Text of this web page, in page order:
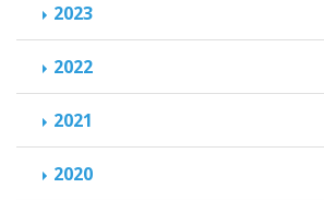
2023
2022
2021
2020